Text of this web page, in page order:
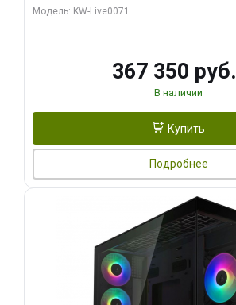
GDDR7 256bit 3xDP HD/ 960 ГБ SSD)
Модель: KW-Live0071
367 350 руб.
В наличии
Купить
Подробнее